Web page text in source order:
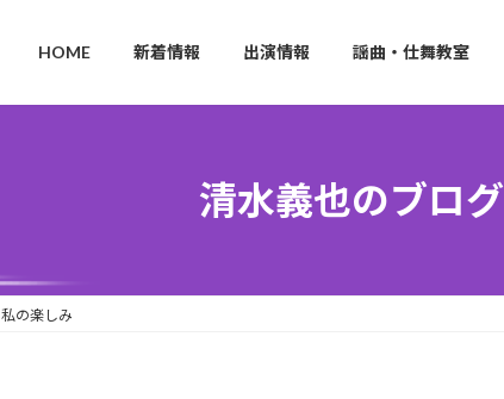
HOME 新着情報 出演情報 謡曲・仕舞教室
清水義也のブログ
私の楽しみ